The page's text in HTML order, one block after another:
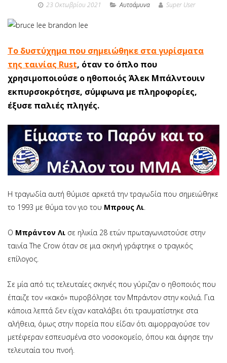
23 Οκτωβρίου 2021 Αυτοάμυνα Super User
Το δυστύχημα που σημειώθηκε στα γυρίσματα
της ταινίας Rust, όταν το όπλο που
χρησιμοποιούσε ο ηθοποιός Άλεκ Μπάλντουιν
εκπυρσοκρότησε, σύμφωνα με πληροφορίες,
έξυσε παλιές πληγές.
Η τραγωδία αυτή θύμισε αρκετά την τραγωδία που σημειώθηκε
το 1993 με θύμα τον γιο του Μπρους Λι.
Ο Μπράντον Λι σε ηλικία 28 ετών πρωταγωνιστούσε στην
ταινία The Crow όταν σε μια σκηνή γράφτηκε ο τραγικός
επίλογος.
Σε μία από τις τελευταίες σκηνές που γύριζαν ο ηθοποιός που
έπαιζε τον «κακό» πυροβόλησε τον Μπράντον στην κοιλιά. Για
κάποια λεπτά δεν είχαν καταλάβει ότι τραυματίστηκε στα
αλήθεια, όμως στην πορεία που είδαν ότι αιμορραγούσε τον
μετέφεραν εσπευσμένα στο νοσοκομείο, όπου και άφησε την
τελευταία του πνοή.